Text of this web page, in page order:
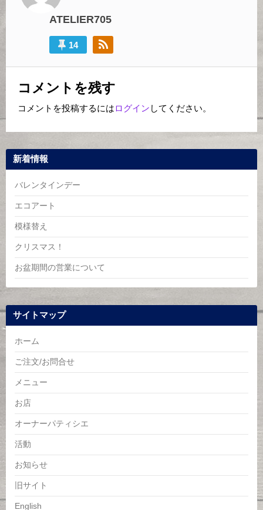
ー
ン
ATELIER705
14
コメントを残す
コメントを投稿するにはログイン してください。
新着情報
バレンタインデー
エコアート
模様替え
クリスマス！
お盆期間の営業について
サイトマップ
ホーム
ご注文/お問合せ
メニュー
お店
オーナーパティシエ
活動
お知らせ
旧サイト
English